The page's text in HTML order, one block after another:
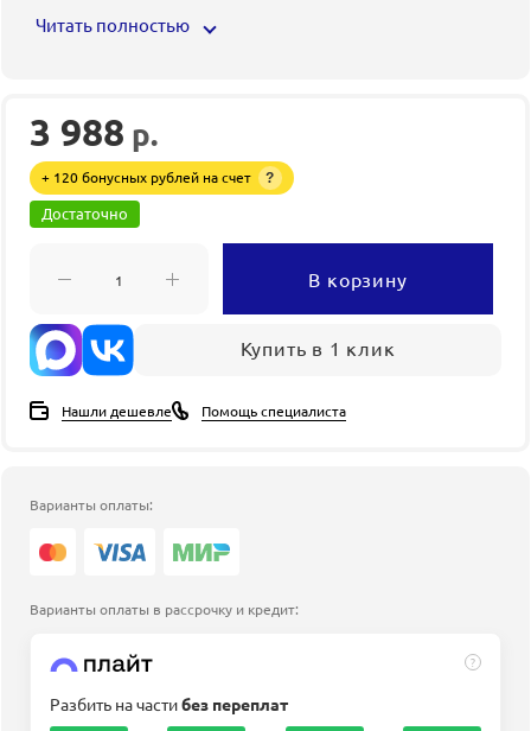
Читать полностью
3 988 р.
+ 120 бонусных рублей на счет ?
Достаточно
В корзину
Купить в 1 клик
Нашли дешевле Помощь специалиста
Варианты оплаты:
Варианты оплаты в рассрочку и кредит:
?
Разбить на частибез переплат